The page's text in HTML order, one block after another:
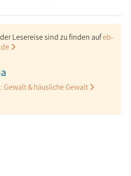
Lesereise sind zu finden aufeb-
& häusliche Gewalt